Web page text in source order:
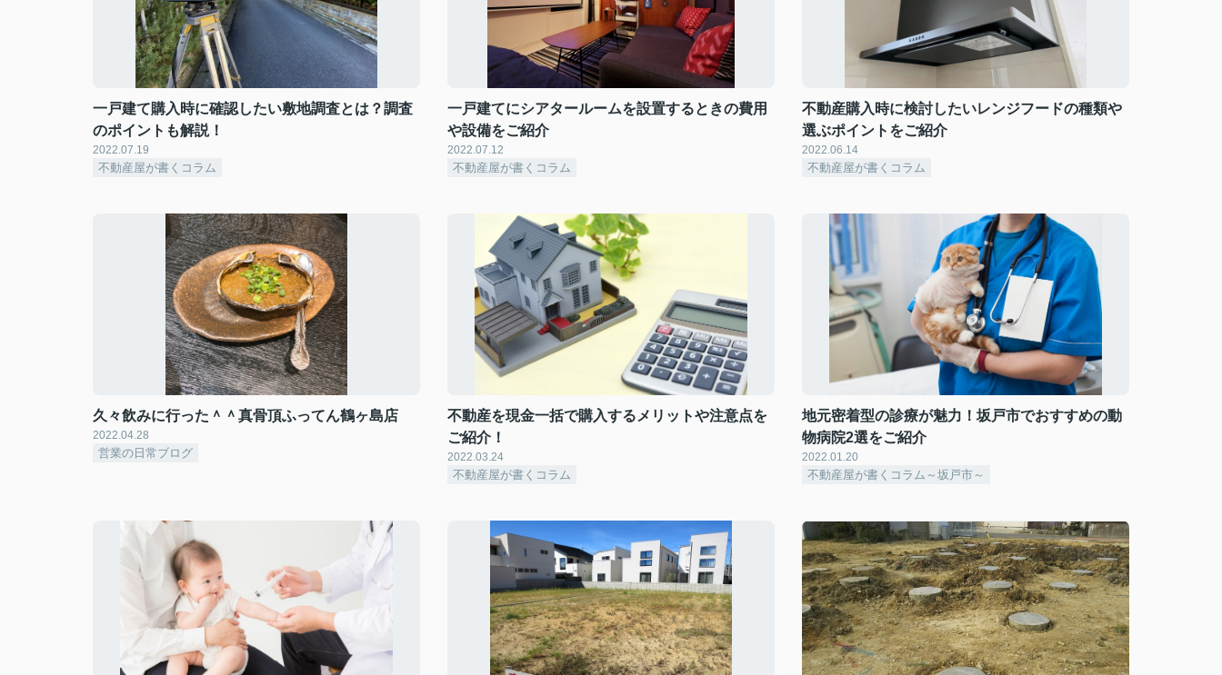
一戸建て購入時に確認したい敷地調査とは？調査
のポイントも解説！
2022.07.19
不動産屋が書くコラム
一戸建てにシアタールームを設置するときの費用
や設備をご紹介
2022.07.12
不動産屋が書くコラム
不動産購入時に検討したいレンジフードの種類や
選ぶポイントをご紹介
2022.06.14
不動産屋が書くコラム
久々飲みに行った＾＾真骨頂ふってん鶴ヶ島店
2022.04.28
営業の日常ブログ
不動産を現金一括で購入するメリットや注意点を
ご紹介！
2022.03.24
不動産屋が書くコラム
地元密着型の診療が魅力！坂戸市でおすすめの動
物病院2選をご紹介
2022.01.20
不動産屋が書くコラム～坂戸市～